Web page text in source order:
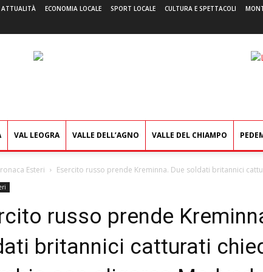
ATTUALITÀ ECONOMIA LOCALE SPORT LOCALE CULTURA E SPETTACOLI
VAL LEOGRA VALLE DELL’AGNO VALLE DEL CHIAMPO
Esteri Esercito russo prende Kreminna. Due soldati britannici
russo prende
britannici catturati